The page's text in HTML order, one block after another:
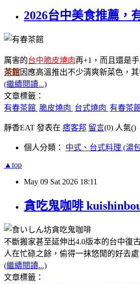
2026台中美食推薦，
厲害的台中脆皮燒肉再+1，而且還是
茶館因應高溫推出不少清爽新菜色，
(繼續閱讀...)
文章標籤：
有春茶館 脆皮燒肉 台式燒肉 有春茶
靜香EAT 發表在 痞客邦 留言(0) 人氣()
個人分類： 中式、台式料理 (湯
▲top
May 09 Sat 2026 18:11
貪吃鬼咖啡
不斷搬家甚至延伸出4.0版本的台中復
人在忙碌之餘，偷得一抹悠閒的好去處
(繼續閱讀...)
文章標籤：